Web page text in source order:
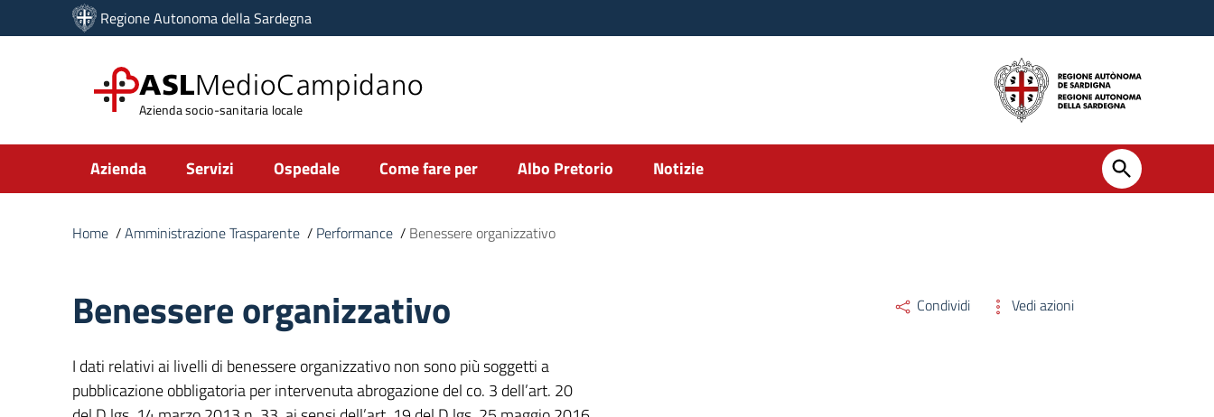
Vai ai contenuti
Vai al menu di navigazione
Regione Autonoma della Sardegna
ASLMedioCampidano
Azienda socio-sanitaria locale
Submenu
Azienda Servizi Ospedale Come fare per Albo Pretorio Notizie
Home /Amministrazione Trasparente / Performance / Benessere organizzativo
Benessere organizzativo
I dati relativi ai livelli di benessere organizzativo non sono più soggetti a
pubblicazione obbligatoria per intervenuta abrogazione del co. 3 dell’art. 20
Condividi Vedi azioni